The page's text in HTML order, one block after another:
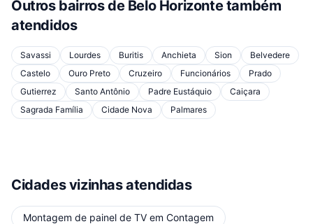
Outros bairros de Belo Horizontetambém
atendidos
Savassi Lourdes Buritis Anchieta Sion
Belvedere
Castelo
Ouro Preto Cruzeiro Funcionários
Prado
Gutierrez
Santo Antônio Padre Eustáquio
Caiçara
Sagrada Família
Cidade Nova Palmares
Cidades vizinhas atendidas
Montagem de painel de TV em Contagem